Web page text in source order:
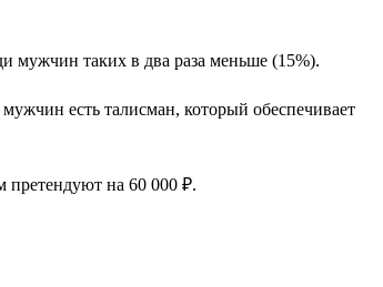
мужчин таких в два раза меньше (15%).
есть талисман, который обеспечивает
претендуют на 60 000 ₽.